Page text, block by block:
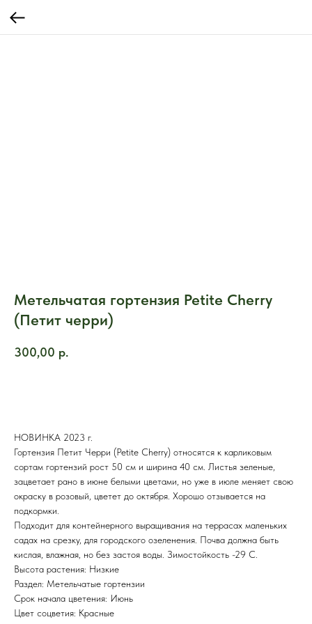
Метельчатая гортензия Petite Cherry
(Петит черри)
300,00 р.
НОВИНКА 2023 г.
Гортензия Петит Черри (Petite Cherry) относятся к карликовым
сортам гортензий рост 50 см и ширина 40 см. Листья зеленые,
зацветает рано в июне белыми цветами, но уже в июле меняет свою
окраску в розовый, цветет до октября. Хорошо отзывается на
подкормки.
Подходит для контейнерного выращивания на террасах маленьких
садах на срезку, для городского озеленения. Почва должна быть
кислая, влажная, но без застоя воды. Зимостойкость -29 С.
Высота растения: Низкие
Раздел: Метельчатые гортензии
Срок начала цветения: Июнь
Цвет соцветия: Красные